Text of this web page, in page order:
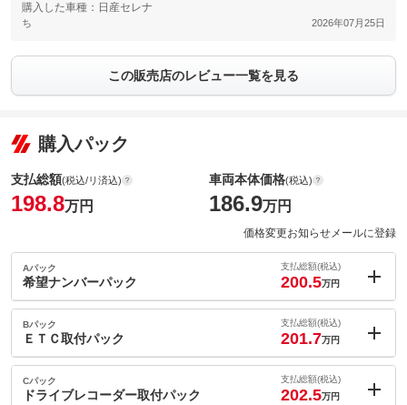
購入した車種：日産セレナ
ち 2026年07月25日
この販売店のレビュー一覧を見る
購入パック
支払総額(税込/リ済込)
198.8万円
車両本体価格(税込)
186.9万円
価格変更お知らせメールに登録
Aパック
希望ナンバーパック
支払総額(税込)
200.5万円
内：オプシ
ョン価格
(税込)
車両本体価
186.9万円
Bパック
ＥＴＣ取付パック
支払総額(税込)
201.7万円
内：オプシ
ョン価格
(税込)
Cパック
ドライブレコーダー取付パック
支払総額(税込)
202.5万円